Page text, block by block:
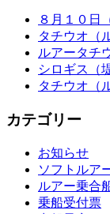
８月１０日
タチウオ（
ルアータチ
シロギス（
タチウオ（
カテゴリー
お知らせ
ソフトルア
ルアー乗合
乗船受付票